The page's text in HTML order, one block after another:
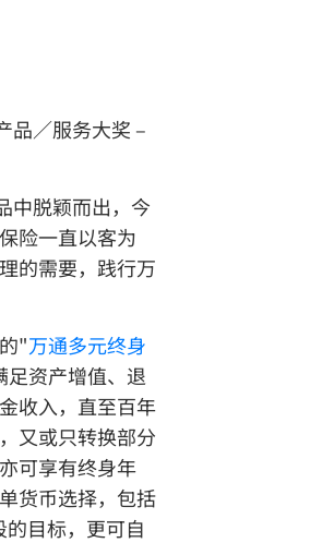
品／服务大奖 –
中脱颖而出，今
险一直以客为
的需要，践行万
"万通多元终身
资产增值、退
收入，直至百年
又或只转换部分
可享有终身年
货币选择，包括
目标，更可自